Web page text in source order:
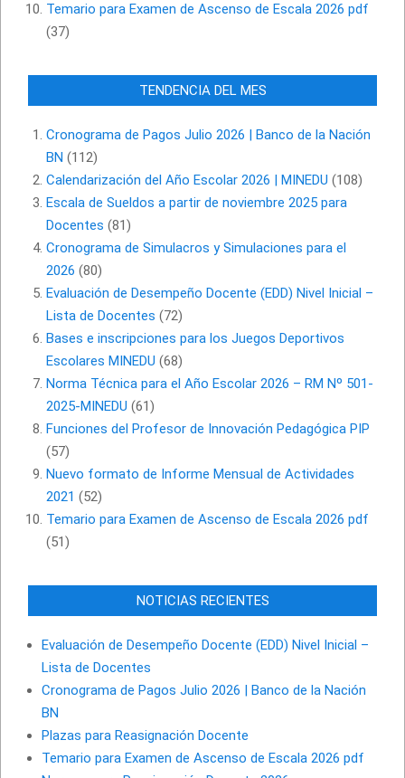
Temario para Examen de Ascenso de Escala 2026 pdf
(37)
TENDENCIA DEL MES
Cronograma de Pagos Julio 2026 | Banco de la Nación
BN (112)
Calendarización del Año Escolar 2026 | MINEDU (108)
Escala de Sueldos a partir de noviembre 2025 para
Docentes (81)
Cronograma de Simulacros y Simulaciones para el
2026 (80)
Evaluación de Desempeño Docente (EDD) Nivel Inicial –
Lista de Docentes (72)
Bases e inscripciones para los Juegos Deportivos
Escolares MINEDU (68)
Norma Técnica para el Año Escolar 2026 – RM Nº 501-
2025-MINEDU (61)
Funciones del Profesor de Innovación Pedagógica PIP
(57)
Nuevo formato de Informe Mensual de Actividades
2021 (52)
Temario para Examen de Ascenso de Escala 2026 pdf
(51)
NOTICIAS RECIENTES
Evaluación de Desempeño Docente (EDD) Nivel Inicial –
Lista de Docentes
Cronograma de Pagos Julio 2026 | Banco de la Nación
BN
Plazas para Reasignación Docente
Temario para Examen de Ascenso de Escala 2026 pdf